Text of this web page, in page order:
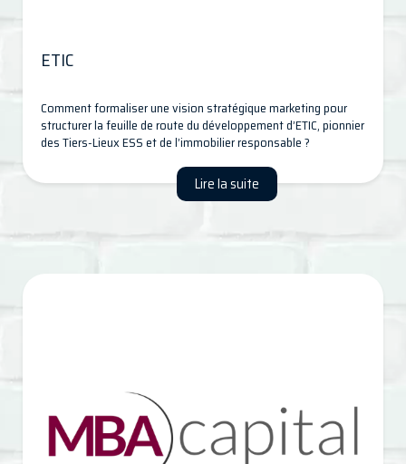
ETIC
Comment formaliser une vision stratégique marketing pour
structurer la feuille de route du développement d’ETIC, pionnier
des Tiers-Lieux ESS et de l’immobilier responsable ?
Lire la suite